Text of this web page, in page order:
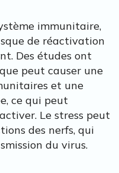
immunitaire,
de réactivation
Des études ont
peut causer une
et une
ce qui peut
Le stress peut
des nerfs, qui
du virus.